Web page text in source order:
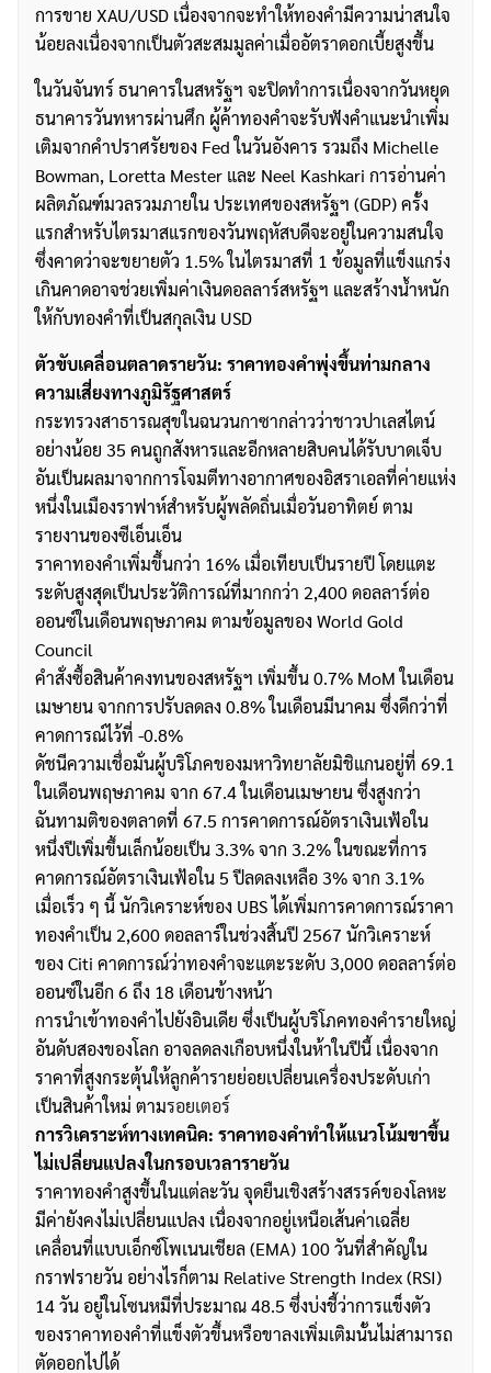
การขาย XAU/USD เนื่องจากจะทำให้ทองคำมีความน่าสนใจ
น้อยลงเนื่องจากเป็นตัวสะสมมูลค่าเมื่ออัตราดอกเบี้ยสูงขึ้น
ในวันจันทร์ ธนาคารในสหรัฐฯ จะปิดทำการเนื่องจากวันหยุด
ธนาคารวันทหารผ่านศึก ผู้ค้าทองคำจะรับฟังคำแนะนำเพิ่ม
เติมจากคำปราศรัยของ Fed ในวันอังคาร รวมถึง Michelle
Bowman, Loretta Mester และ Neel Kashkari การอ่านค่า
ผลิตภัณฑ์มวลรวมภายใน ประเทศของสหรัฐฯ (GDP) ครั้ง
แรกสำหรับไตรมาสแรกของวันพฤหัสบดีจะอยู่ในความสนใจ
ซึ่งคาดว่าจะขยายตัว 1.5% ในไตรมาสที่ 1 ข้อมูลที่แข็งแกร่ง
เกินคาดอาจช่วยเพิ่มค่าเงินดอลลาร์สหรัฐฯ และสร้างน้ำหนัก
ให้กับทองคำที่เป็นสกุลเงิน USD
ตัวขับเคลื่อนตลาดรายวัน: ราคาทองคำพุ่งขึ้นท่ามกลาง
ความเสี่ยงทางภูมิรัฐศาสตร์
กระทรวงสาธารณสุขในฉนวนกาซากล่าวว่าชาวปาเลสไตน์
อย่างน้อย 35 คนถูกสังหารและอีกหลายสิบคนได้รับบาดเจ็บ
อันเป็นผลมาจากการโจมตีทางอากาศของอิสราเอลที่ค่ายแห่ง
หนึ่งในเมืองราฟาห์สำหรับผู้พลัดถิ่นเมื่อวันอาทิตย์ ตาม
รายงานของซีเอ็นเอ็น
ราคาทองคำเพิ่มขึ้นกว่า 16% เมื่อเทียบเป็นรายปี โดยแตะ
ระดับสูงสุดเป็นประวัติการณ์ที่มากกว่า 2,400 ดอลลาร์ต่อ
ออนซ์ในเดือนพฤษภาคม ตามข้อมูลของ World Gold
Council
คำสั่งซื้อสินค้าคงทนของสหรัฐฯ เพิ่มขึ้น 0.7% MoM ในเดือน
เมษายน จากการปรับลดลง 0.8% ในเดือนมีนาคม ซึ่งดีกว่าที่
คาดการณ์ไว้ที่ -0.8%
ดัชนีความเชื่อมั่นผู้บริโภคของมหาวิทยาลัยมิชิแกนอยู่ที่ 69.1
ในเดือนพฤษภาคม จาก 67.4 ในเดือนเมษายน ซึ่งสูงกว่า
ฉันทามติของตลาดที่ 67.5 การคาดการณ์อัตราเงินเฟ้อใน
หนึ่งปีเพิ่มขึ้นเล็กน้อยเป็น 3.3% จาก 3.2% ในขณะที่การ
คาดการณ์อัตราเงินเฟ้อใน 5 ปีลดลงเหลือ 3% จาก 3.1%
เมื่อเร็ว ๆ นี้ นักวิเคราะห์ของ UBS ได้เพิ่มการคาดการณ์ราคา
ทองคำเป็น 2,600 ดอลลาร์ในช่วงสิ้นปี 2567 นักวิเคราะห์
ของ Citi คาดการณ์ว่าทองคำจะแตะระดับ 3,000 ดอลลาร์ต่อ
ออนซ์ในอีก 6 ถึง 18 เดือนข้างหน้า
การนำเข้าทองคำไปยังอินเดีย ซึ่งเป็นผู้บริโภคทองคำรายใหญ่
อันดับสองของโลก อาจลดลงเกือบหนึ่งในห้าในปีนี้ เนื่องจาก
ราคาที่สูงกระตุ้นให้ลูกค้ารายย่อยเปลี่ยนเครื่องประดับเก่า
เป็นสินค้าใหม่ ตามรอยเตอร์
การวิเคราะห์ทางเทคนิค: ราคาทองคำทำให้แนวโน้มขาขึ้น
ไม่เปลี่ยนแปลงในกรอบเวลารายวัน
ราคาทองคำสูงขึ้นในแต่ละวัน จุดยืนเชิงสร้างสรรค์ของโลหะ
มีค่ายังคงไม่เปลี่ยนแปลง เนื่องจากอยู่เหนือเส้นค่าเฉลี่ย
เคลื่อนที่แบบเอ็กซ์โพเนนเชียล (EMA) 100 วันที่สำคัญใน
กราฟรายวัน อย่างไรก็ตาม Relative Strength Index (RSI)
14 วัน อยู่ในโซนหมีที่ประมาณ 48.5 ซึ่งบ่งชี้ว่าการแข็งตัว
ของราคาทองคำที่แข็งตัวขึ้นหรือขาลงเพิ่มเติมนั้นไม่สามารถ
ตัดออกไปได้